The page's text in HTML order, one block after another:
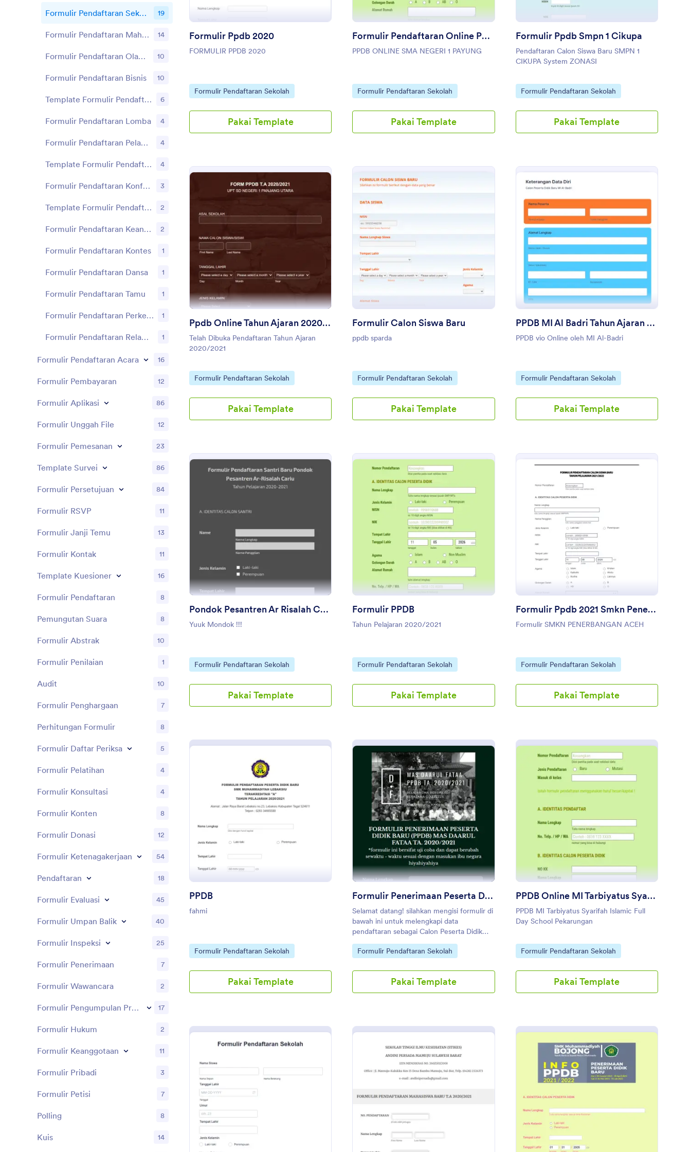
Formulir Ppdb 2020
FORMULIR PPDB 2020
Go to Category:
Formulir Pendaftaran Sekolah
Pakai Template
Formulir Pendaftaran Online Ppdb Sma Negeri 1 Payung
PPDB ONLINE SMA NEGERI 1 PAYUNG
Go to Category:
Formulir Pendaftaran Sekolah
Pakai Template
Formulir Ppdb Smpn 1 Cikupa
Pendaftaran Calon Siswa Baru SMPN 1
CIKUPA System ZONASI
Go to Category:
Formulir Pendaftaran Sekolah
Pakai Template
Pratinjau
Ppdb Online Tahun Ajaran 2020/2021
Telah Dibuka Pendaftaran Tahun Ajaran
2020/2021
Go to Category:
Formulir Pendaftaran Sekolah
Pakai Template
: Formulir Calon Siswa Baru
Formulir Calon Siswa Baru
ppdb sparda
Go to Category:
Formulir Pendaftaran Sekolah
Pakai Template
Pratinjau: PPDB MI Al Badri
PPDB MI Al Badri Tahun Ajaran 2022 2023
PPDB vio Online oleh MI Al-Badri
Go to Category:
Formulir Pendaftaran Sekolah
Pakai Template
Pratinjau: Pondok Pesantren Ar Risalah Cariu
Pondok Pesantren Ar Risalah Cariu
Yuuk Mondok !!!
Go to Category:
Formulir Pendaftaran Sekolah
Pakai Template
Pratinjau: Formulir PPDB
Formulir PPDB
Tahun Pelajaran 2020/2021
Go to Category:
Formulir Pendaftaran Sekolah
Pakai Template
Pratinjau
Formulir Ppdb 2021 Smkn Penerbangan Aceh
Formulir SMKN PENERBANGAN ACEH
Go to Category:
Formulir Pendaftaran Sekolah
Pakai Template
PPDB
fahmi
Go to Category:
Formulir Pendaftaran Sekolah
Pakai Template
Pratinjau: Formulir Penerimaan Peserta Didik Baru (Ppdb) Mas Daarul
Formulir Penerimaan Peserta Didik Baru (Ppdb) Mas Daarul Fataa Ta. 2020/2021
Selamat datang! silahkan mengisi formulir di
bawah ini untuk melengkapi data
pendaftaran sebagai Calon Peserta Didik
Baru di MAS Daarul Fataa TA. 2020/2021.
Salam sehat dan tetap produktif!
Go to Category:
Formulir Pendaftaran Sekolah
Pakai Template
Pratinjau: PPDB Online MI
PPDB Online MI Tarbiyatus Syarifah Pekarungan
PPDB MI Tarbiyatus Syarifah Islamic Full
Day School Pekarungan
Go to Category:
Formulir Pendaftaran Sekolah
Pakai Template
Pratinjau : Formulir Pendaftaran Mahasiswa BaruPratinjau: Ppdb Smk
Formulir Pendaftaran Sekolah 19
Formulir Pendaftaran Mahasiswa 14
Formulir Pendaftaran Olahraga 10
Formulir Pendaftaran Bisnis 10
Template Formulir Pendaftaran Pasien 6
Formulir Pendaftaran Lomba 4
Formulir Pendaftaran Pelanggan 4
Template Formulir Pendaftaran Workshop 4
Formulir Pendaftaran Konferensi 3
Template Formulir Pendaftaran Kursus 2
Formulir Pendaftaran Keanggotaan 2
Formulir Pendaftaran Kontes 1
Formulir Pendaftaran Dansa 1
Formulir Pendaftaran Tamu 1
Formulir Pendaftaran Perkemahan 1
Formulir Pendaftaran Relawan 1
Formulir Pendaftaran Acara 16
Formulir Pembayaran 12
Formulir Aplikasi 86
Formulir Unggah File 12
Formulir Pemesanan 23
Template Survei 86
Formulir Persetujuan 84
Formulir RSVP 11
Formulir Janji Temu 13
Formulir Kontak 11
Template Kuesioner 16
Formulir Pendaftaran 8
Pemungutan Suara 8
Formulir Abstrak 10
Formulir Penilaian 1
Audit 10
Formulir Penghargaan 7
Perhitungan Formulir 8
Formulir Daftar Periksa 5
Formulir Pelatihan 4
Formulir Konsultasi 4
Formulir Konten 8
Formulir Donasi 12
Formulir Ketenagakerjaan 54
Pendaftaran 18
Formulir Evaluasi 45
Formulir Umpan Balik 40
Formulir Inspeksi 25
Formulir Penerimaan 7
Formulir Wawancara 2
Formulir Pengumpulan Prospek 17
Formulir Hukum 2
Formulir Keanggotaan 11
Formulir Pribadi 3
Formulir Petisi 7
Polling 8
Kuis 14